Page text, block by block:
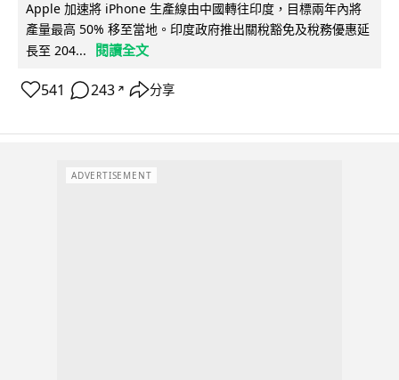
Apple 加速將 iPhone 生產線由中國轉往印度，目標兩年內將
產量最高 50% 移至當地。印度政府推出關稅豁免及稅務優惠延
長至 204...
閱讀全文
541 243 ↗ 分享
ADVERTISEMENT